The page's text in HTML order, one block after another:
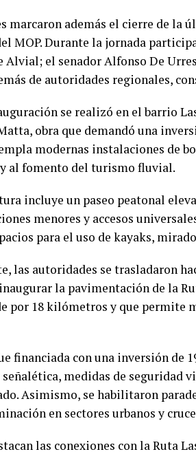
marcaron además el cierre de
MOP. Durante la jornada
Alvial; el senador Alfonso De
de autoridades regionales,
se realizó en el barrio
obra que demandó una
modernas instalaciones de
al fomento del turismo fluvial.
incluye un paseo peatonal
menores y accesos
para el uso de kayaks,
las autoridades se trasladaron
la pavimentación de la
por 18 kilómetros y que permite
financiada con una inversión de
medidas de seguridad
Asimismo, se habilitaron
en sectores urbanos y
las conexiones con la Ruta